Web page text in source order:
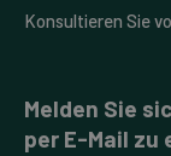
Konsultieren Sie
Melden Sie
per E-Mail zu